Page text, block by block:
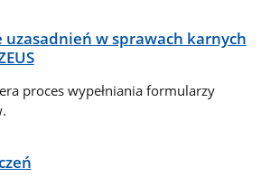
uzasadnień w sprawach karnych
proces wypełniania formularzy